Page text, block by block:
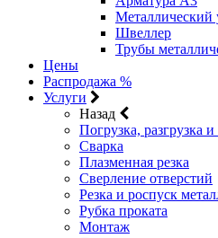
Металлический
Швеллер
Трубы
Цены
Распродажа %
Услуги
Назад
Погрузка, разгрузка
Сварка
Плазменная резка
Сверление отверстий
Резка и роспуск
Рубка проката
Монтаж